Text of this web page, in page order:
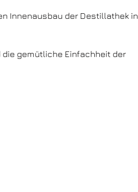
Innenausbau der Destillathek in
gemütliche Einfachheit der